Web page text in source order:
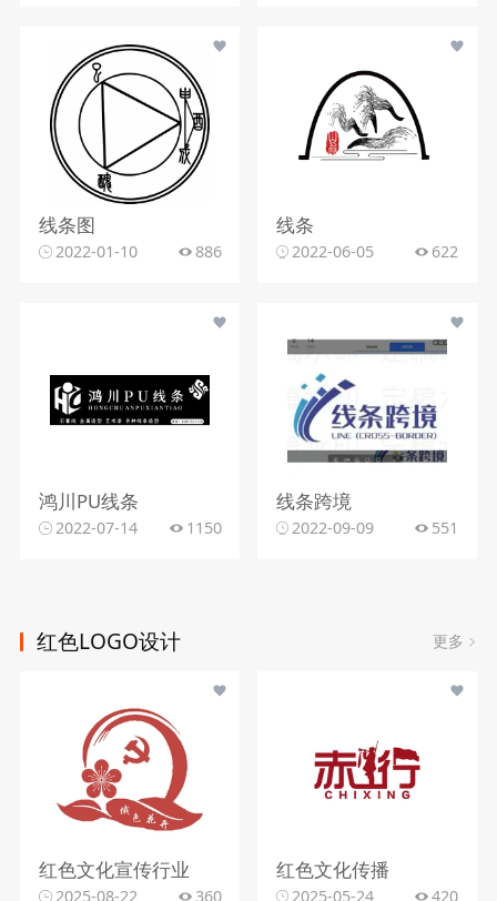
线条图
2022-01-10 886
线条
2022-06-05 622
鸿川PU线条
2022-07-14 1150
线条跨境
2022-09-09 551
红色LOGO设计 更多
红色文化宣传行业
2025-08-22 360
红色文化传播
2025-05-24 420